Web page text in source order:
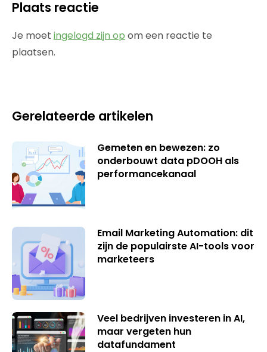
Plaats reactie
Je moet ingelogd zijn op om een reactie te
plaatsen.
Gerelateerde artikelen
Gemeten en bewezen: zo
onderbouwt data pDOOH als
performancekanaal
Email Marketing Automation: dit
zijn de populairste AI-tools voor
marketeers
Veel bedrijven investeren in AI,
maar vergeten hun
datafundament